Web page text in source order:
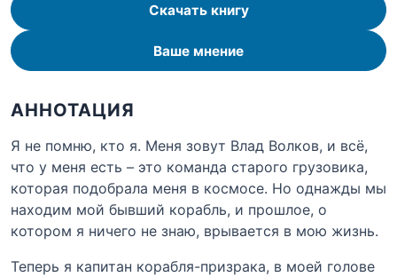
Скачать книгу
Ваше мнение
АННОТАЦИЯ
Я не помню, кто я. Меня зовут Влад Волков, и всё,
что у меня есть – это команда старого грузовика,
которая подобрала меня в космосе. Но однажды мы
находим мой бывший корабль, и прошлое, о
котором я ничего не знаю, врывается в мою жизнь.
Теперь я капитан корабля-призрака, в моей голове